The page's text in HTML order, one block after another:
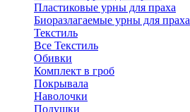
Пластиковые урны для праха
Биоразлагаемые урны для праха
Текстиль
Все Текстиль
Обивки
Комплект в гроб
Покрывала
Наволочки
Подушки